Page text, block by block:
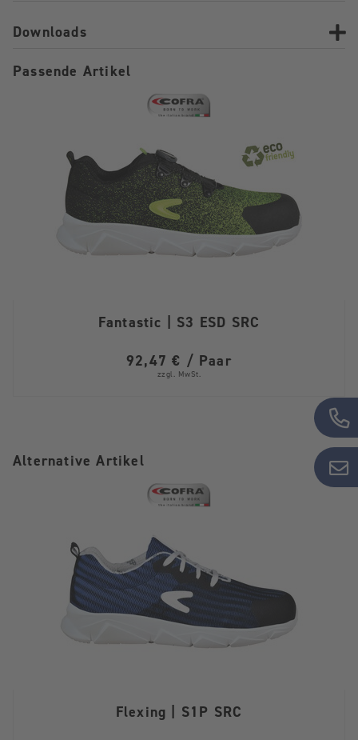
Downloads
Passende Artikel
Fantastic | S3 ESD SRC
92,47 € / Paar
zzgl. MwSt.
Alternative Artikel
Flexing | S1P SRC